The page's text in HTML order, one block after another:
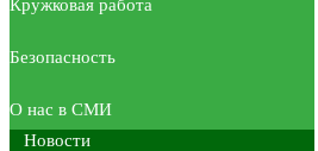
Кружковая работа
Безопасность
О нас в СМИ
Новости